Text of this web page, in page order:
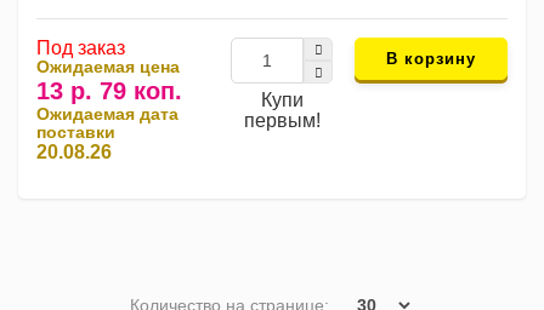
Под заказ
Ожидаемая цена
13 р. 79 коп.
Ожидаемая дата
поставки
20.08.26
Купи
первым!
В корзину
Количество на странице: